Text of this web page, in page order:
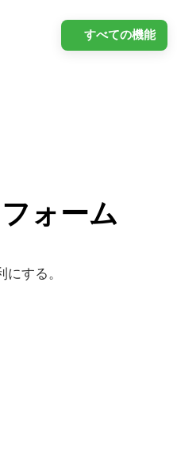
アッドコア Cortex-A17、1.6GHz
標準値）
すべての機能
ォーム
する。